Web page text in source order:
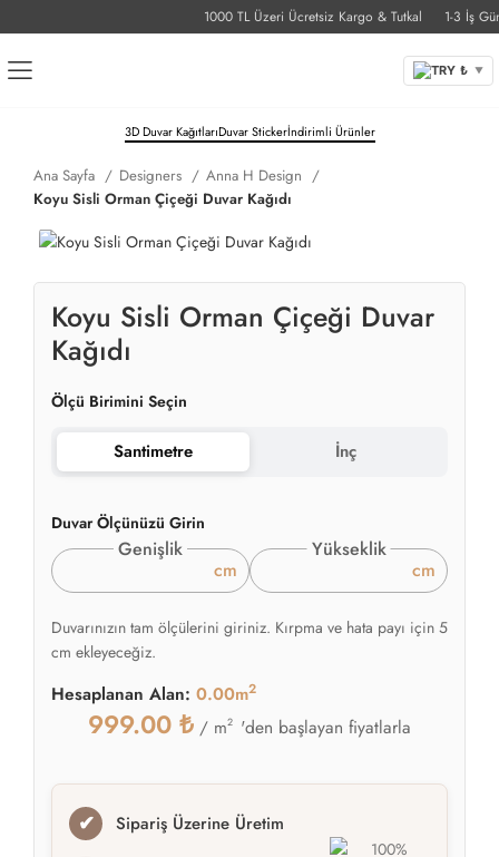
1000 TL Üzeri Ücretsiz Kargo & Tutkal 1-3 İş
TRY ₺ ▼
3D Duvar KağıtlarıDuvar Stickerİndirimli Ürünler
Ana Sayfa Designers
Anna H Design
Koyu Sisli Orman Çiçeği Duvar Kağıdı
Koyu Sisli Orman Çiçeği Duvar
Kağıdı
Ölçü Birimini Seçin
Santimetre İnç
Duvar Ölçünüzü Girin
Genişlik
cm
Yükseklik
cm
Duvarınızın tam ölçülerini giriniz. Kırpma ve hata payı için 5
cm ekleyeceğiz.
Hesaplanan Alan: 0.00m2
999.00 ₺ / m2 'den başlayan fiyatlarla
✔ Sipariş Üzerine Üretim